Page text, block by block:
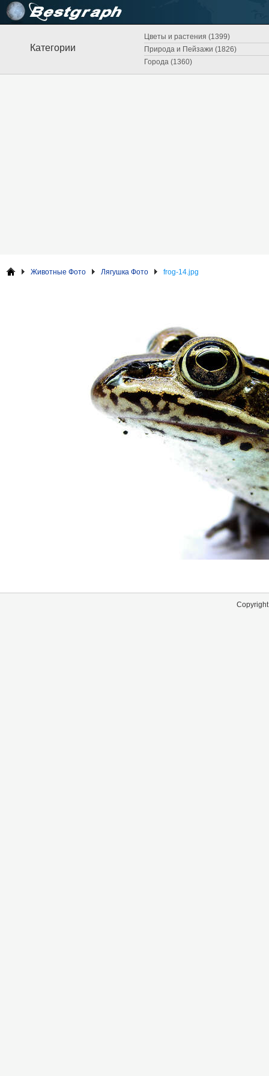
Категории
Цветы и растения (1399)
Природа и Пейзажи (1826)
Города (1360)
Животные Фото Лягушка Фото frog-14.jpg